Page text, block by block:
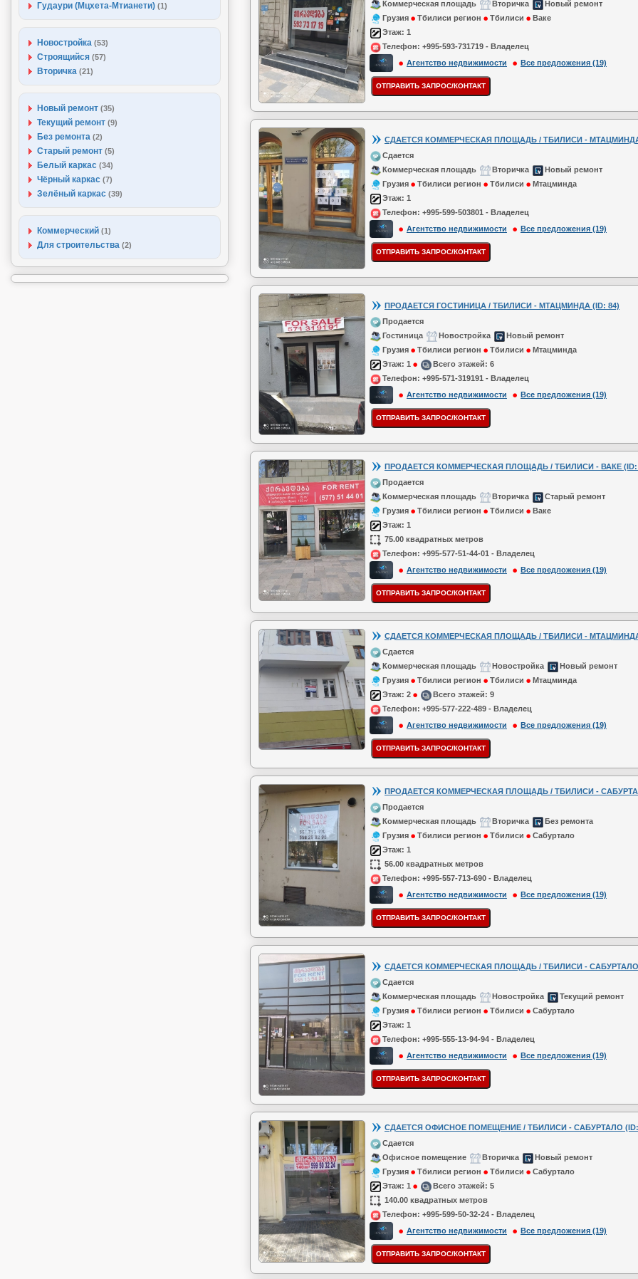
Гудаури (Мцхета-Мтианети) (1)
Новостройка (53)
Строящийся (57)
Вторичка (21)
Новый ремонт (35)
Текущий ремонт (9)
Без ремонта (2)
Старый ремонт (5)
Белый каркас (34)
Чёрный каркас (7)
Зелёный каркас (39)
Коммерческий (1)
Для строительства (2)
Коммерческая площадь Вторичка
Новый ремонт
Грузия
Тбилиси регион Тбилиси
Ваке
Этаж: 1
Телефон: +995-593-731719 - Владелец
Агентство недвижимости
Все предложения (19)
СДАЕТСЯ КОММЕРЧЕСКАЯ ПЛОЩАДЬ / ТБИЛИСИ - МТАЦМИНДА
Сдается
Коммерческая площадь
Вторичка
Новый ремонт
Грузия
Тбилиси регион Тбилиси
Мтацминда
Этаж: 1
Телефон: +995-599-503801 - Владелец
Агентство недвижимости
Все предложения (19)
ПРОДАЕТСЯ ГОСТИНИЦА / ТБИЛИСИ - МТАЦМИНДА (ID: 84)
Продается
Гостиница
Новостройка
Новый ремонт
Грузия
Тбилиси регион Тбилиси
Мтацминда
Этаж: 1 Всего этажей: 6
Телефон: +995-571-319191 - Владелец
Агентство недвижимости
Все предложения (19)
ПРОДАЕТСЯ КОММЕРЧЕСКАЯ ПЛОЩАДЬ / ТБИЛИСИ - ВАКЕ (ID:
Продается
Коммерческая площадь
Вторичка
Старый ремонт
Грузия
Тбилиси регион Тбилиси
Ваке
Этаж: 1
75.00 квадратных метров
Телефон: +995-577-51-44-01 - Владелец
Агентство недвижимости
Все предложения (19)
СДАЕТСЯ КОММЕРЧЕСКАЯ ПЛОЩАДЬ / ТБИЛИСИ - МТАЦМИНДА
Сдается
Коммерческая площадь
Новостройка
Новый ремонт
Грузия
Тбилиси регион Тбилиси
Мтацминда
Этаж: 2 Всего этажей: 9
Телефон: +995-577-222-489 - Владелец
Агентство недвижимости
Все предложения (19)
ПРОДАЕТСЯ КОММЕРЧЕСКАЯ ПЛОЩАДЬ / ТБИЛИСИ -
Продается
Коммерческая площадь
Вторичка
Без ремонта
Грузия
Тбилиси регион Тбилиси
Сабуртало
Этаж: 1
56.00 квадратных метров
Телефон: +995-557-713-690 - Владелец
Агентство недвижимости
Все предложения (19)
СДАЕТСЯ КОММЕРЧЕСКАЯ ПЛОЩАДЬ / ТБИЛИСИ - САБУРТАЛО
Сдается
Коммерческая площадь
Новостройка
Текущий ремонт
Грузия
Тбилиси регион Тбилиси
Сабуртало
Этаж: 1
Телефон: +995-555-13-94-94 - Владелец
Агентство недвижимости
Все предложения (19)
СДАЕТСЯ ОФИСНОЕ ПОМЕЩЕНИЕ / ТБИЛИСИ - САБУРТАЛО (ID:
Сдается
Офисное помещение
Вторичка
Новый ремонт
Грузия
Тбилиси регион Тбилиси
Сабуртало
Этаж: 1 Всего этажей: 5
140.00 квадратных метров
Телефон: +995-599-50-32-24 - Владелец
Агентство недвижимости
Все предложения (19)